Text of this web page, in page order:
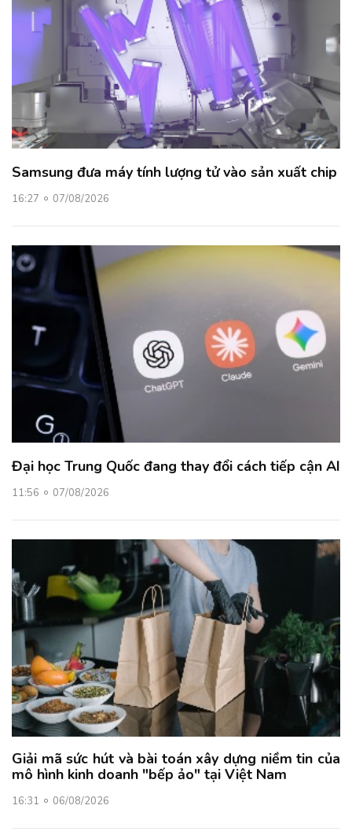
Samsung đưa máy tính lượng tử vào sản xuất chip
16:27 07/08/2026
Đại học Trung Quốc đang thay đổi cách tiếp cận AI
11:56 07/08/2026
Giải mã sức hút và bài toán xây dựng niềm tin của
mô hình kinh doanh "bếp ảo" tại Việt Nam
16:31 06/08/2026